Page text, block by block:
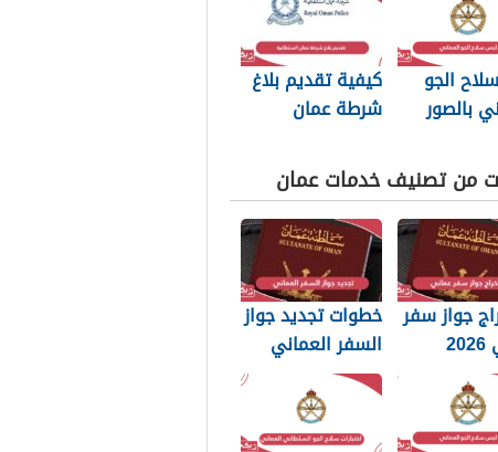
2026
الجو
بالصور
كيفية تقديم بلاغ
شرطة عمان
من تصنيف خدمات عمان
جواز سفر
عماني 2026
التي
تعرفها
خطوات تجديد جواز
السفر العماني
2026: الرسوم
والمستندات
المطلوبة